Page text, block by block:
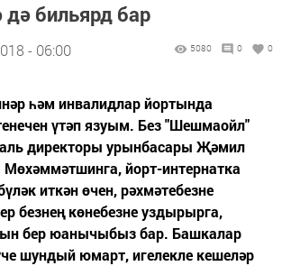
дә бильярд бар
- 06:00 5080 0 0
һәм инвалидлар йортында
үтәп язуым. Без "Шешмаойл"
директоры урынбасары Җәмил
йорт-интернатка
иткән өчен, рәхмәтебезне
безнең көнебезне уздырырга,
бер юанычыбыз бар. Башкалар
шундый юмарт, игелекле кешеләр